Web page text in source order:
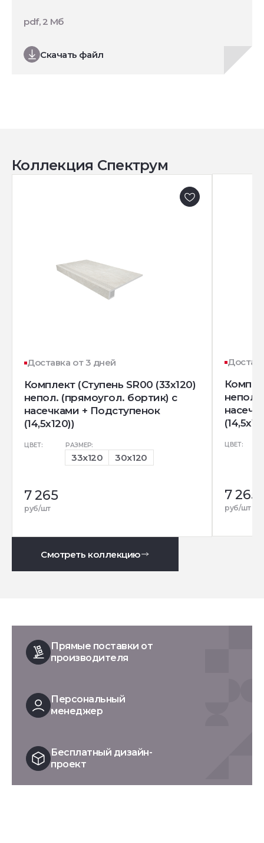
Скачать файл
pdf, 2 Мб
Коллекция Спектрум
Доставка от 3 дней
Комплект (Ступень SR00 (33x120)
непол. (прямоугол. бортик) с
насечками + Подступенок
(14,5x120))
ЦВЕТ: РАЗМЕР:
33x120 30x120
7 265
руб/шт
непол.
ЦВЕТ:
7 265
руб/шт
Смотреть коллекцию
Прямые поставки от
производителя
Персональный
менеджер
Бесплатный дизайн-
проект